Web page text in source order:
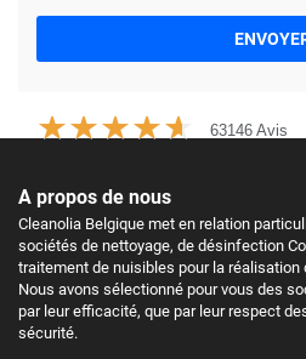
63146 Avis
A propos de nous
Cleanolia Belgique met en relation
sociétés de nettoyage, de désinfection
traitement de nuisibles pour la
Nous avons sélectionné pour vous des
par leur efficacité, que par leur respect
sécurité.